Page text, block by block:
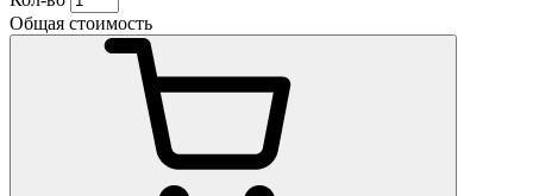
Общая стоимость